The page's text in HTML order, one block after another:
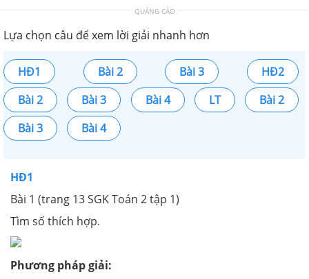
QUẢNG CÁO
Lựa chọn câu để xem lời giải nhanh hơn
HĐ1 Bài 2 Bài 3
HĐ2
Bài 2
Bài 3 Bài 4 LT
Bài 2
Bài 3
Bài 4
HĐ1
Bài 1 (trang 13 SGK Toán 2 tập 1)
Tìm số thích hợp.
Phương pháp giải: